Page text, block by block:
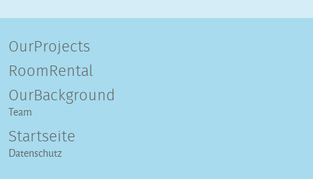
OurProjects
RoomRental
OurBackground
Team
Startseite
Datenschutz